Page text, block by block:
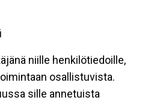
niille henkilötiedoille,
osallistuvista.
sille annetuista